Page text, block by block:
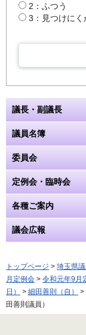
2：ふつう
3：見つけにく
議長・副議長
議員名簿
委員会
定例会・臨時会
各種ご案内
議会広報
トップページ > 埼玉県
月定例会 > 令和元年9月
日）
> 細田善則（自）
>
田善則議員）